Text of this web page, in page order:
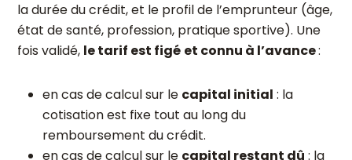
la durée du crédit, et le profil de l’emprunteur (âge,
état de santé, profession, pratique sportive). Une
fois validé, le tarif est figé et connu à l’avance:
en cas de calcul sur le capital initial : la
cotisation est fixe tout au long du
remboursement du crédit.
en cas de calcul sur le capital restant dû : la